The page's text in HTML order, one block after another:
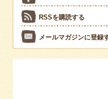
RSSを購読する
メールマガジンに登録